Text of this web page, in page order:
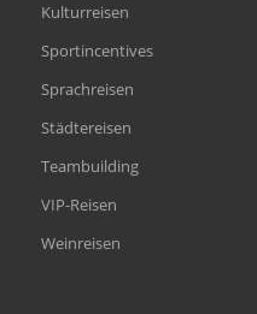
Kulturreisen
Sportincentives
Sprachreisen
Städtereisen
Teambuilding
VIP-Reisen
Weinreisen